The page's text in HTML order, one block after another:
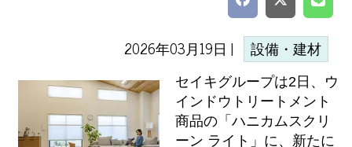
2026年03月19日 | 設備・建材
セイキグループは2日、ウ
インドウトリートメント
商品の「ハニカムスクリ
ーン ライト」に、新たに